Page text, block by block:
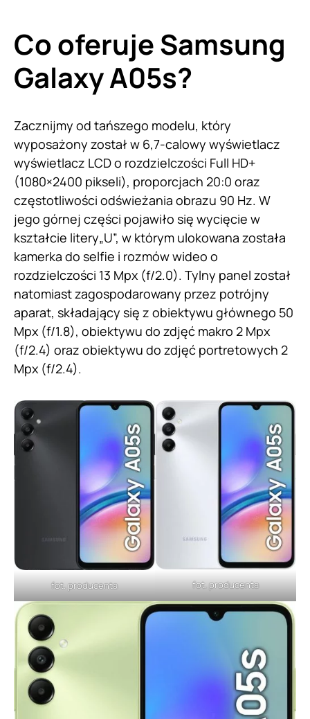
Co oferuje Samsung
Galaxy A05s?
Zacznijmy od tańszego modelu, który
wyposażony został w 6,7-calowy wyświetlacz
wyświetlacz LCD o rozdzielczości Full HD+
(1080×2400 pikseli), proporcjach 20:0 oraz
częstotliwości odświeżania obrazu 90 Hz. W
jego górnej części pojawiło się wycięcie w
kształcie litery„U”, w którym ulokowana została
kamerka do selfie i rozmów wideo o
rozdzielczości 13 Mpx (f/2.0). Tylny panel został
natomiast zagospodarowany przez potrójny
aparat, składający się z obiektywu głównego 50
Mpx (f/1.8), obiektywu do zdjęć makro 2 Mpx
(f/2.4) oraz obiektywu do zdjęć portretowych 2
Mpx (f/2.4).
fot. producenta fot. producenta